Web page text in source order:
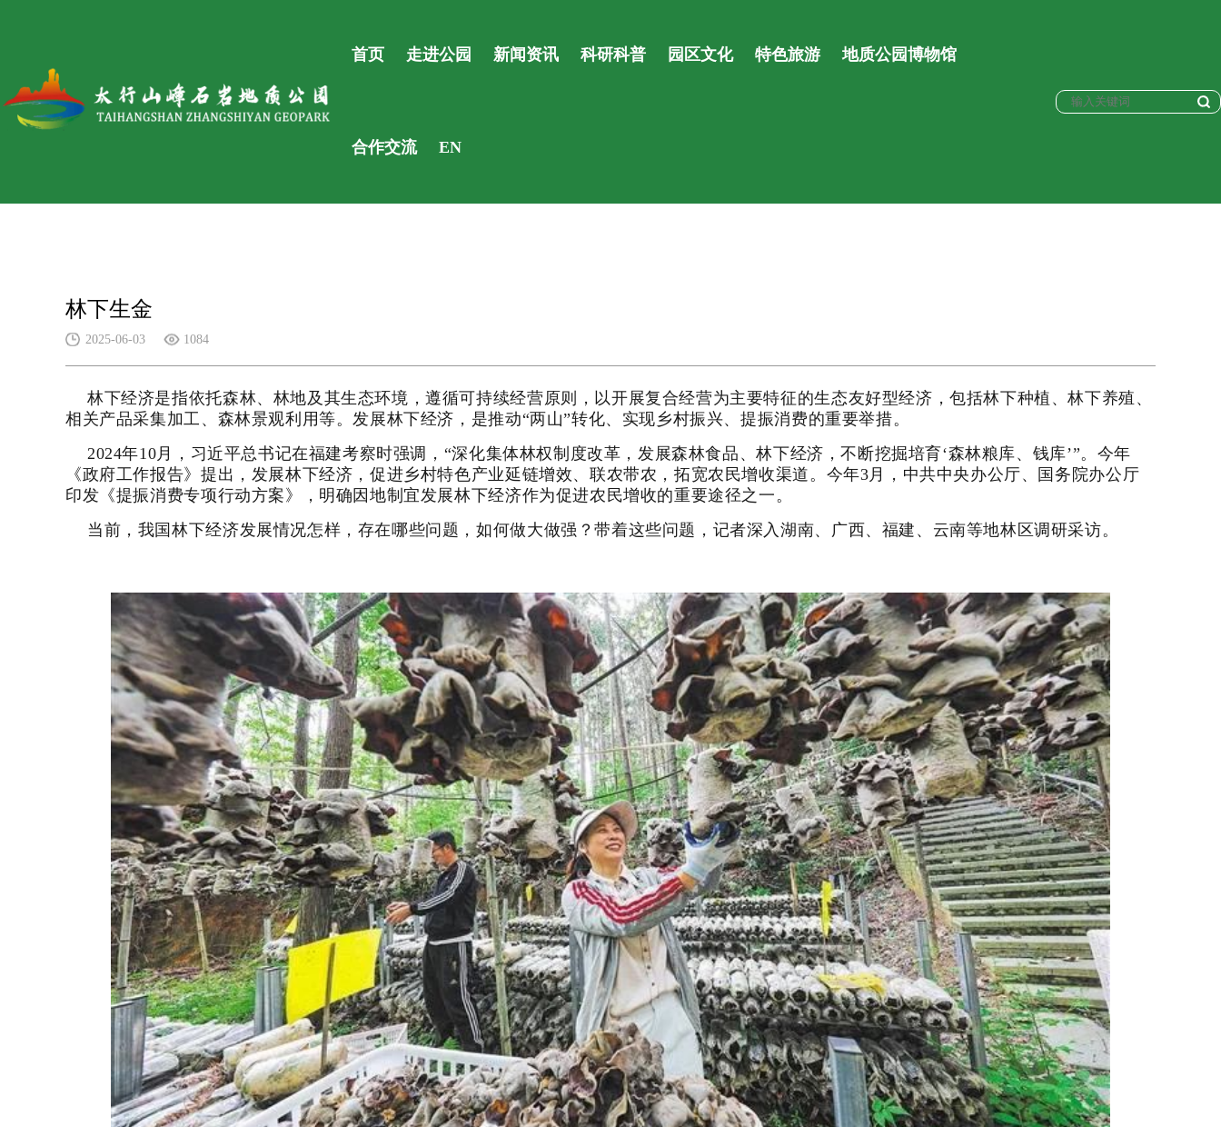
首页 走进公园 新闻资讯 科研科普 园区文化 特色旅游 地质公园博物馆
合作交流 EN
林下生金
2025-06-03 1084
林下经济是指依托森林、林地及其生态环境，遵循可持续经营原则，以开展复合经营为主要特征的生态友好型经济，包括林下种植、林下养殖、
相关产品采集加工、森林景观利用等。发展林下经济，是推动“两山”转化、实现乡村振兴、提振消费的重要举措。
2024年10月，习近平总书记在福建考察时强调，“深化集体林权制度改革，发展森林食品、林下经济，不断挖掘培育‘森林粮库、钱库’”。今年
《政府工作报告》提出，发展林下经济，促进乡村特色产业延链增效、联农带农，拓宽农民增收渠道。今年3月，中共中央办公厅、国务院办公厅
印发《提振消费专项行动方案》，明确因地制宜发展林下经济作为促进农民增收的重要途径之一。
当前，我国林下经济发展情况怎样，存在哪些问题，如何做大做强？带着这些问题，记者深入湖南、广西、福建、云南等地林区调研采访。